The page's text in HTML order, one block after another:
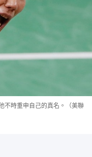
不時重申自己的真名。（美聯